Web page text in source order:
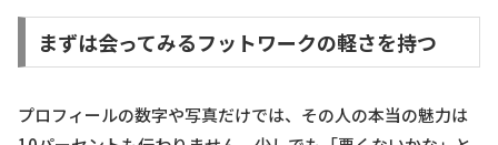
まずは会ってみるフットワークの軽さを持つ
プロフィールの数字や写真だけでは、その人の本当の魅力は